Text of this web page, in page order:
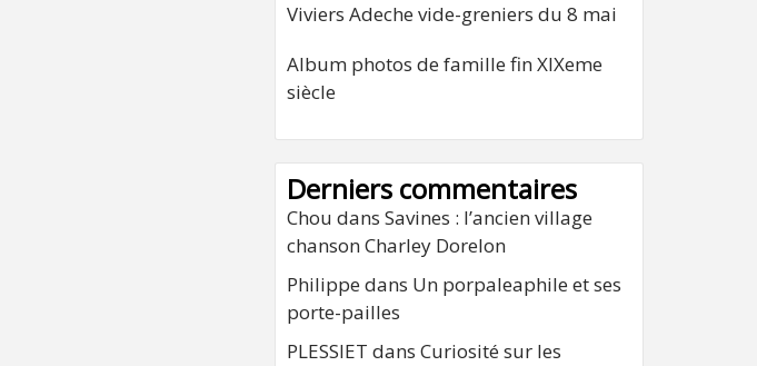
Viviers Adeche vide-greniers du 8 mai
Album photos de famille fin XIXeme
siècle
Derniers commentaires
Chou dans Savines : l’ancien village
chanson Charley Dorelon
Philippe dans Un porpaleaphile et ses
porte-pailles
PLESSIET dans Curiosité sur les